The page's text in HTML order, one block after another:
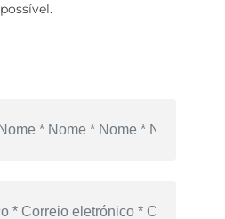
possível.